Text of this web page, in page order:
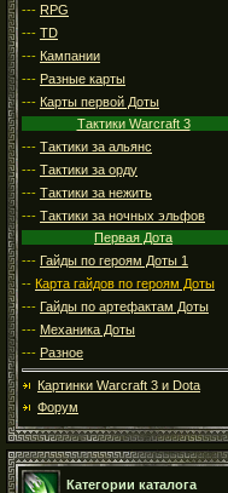
--- RPG
--- TD
--- Кампании
--- Разные карты
--- Карты первой Доты
Тактики Warcraft 3
--- Тактики за альянс
--- Тактики за орду
--- Тактики за нежить
--- Тактики за ночных эльфов
Первая Дота
--- Гайды по героям Доты 1
-- Карта гайдов по героям Доты
--- Гайды по артефактам Доты
--- Механика Доты
--- Разное
Картинки Warcraft 3 и Dota
Форум
Категории каталога